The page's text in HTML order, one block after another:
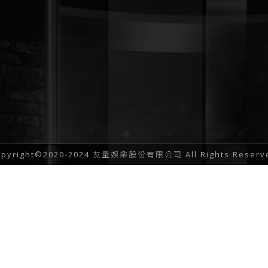
2024 友量娛樂股份有限公司 All Rights